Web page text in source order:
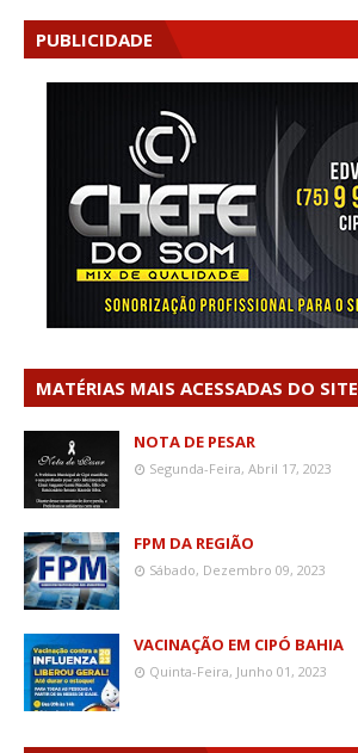
PUBLICIDADE
MATÉRIAS MAIS ACESSADAS DO SITE
NOTA DE PESAR
Segunda-Feira, Abril 17, 2023
FPM DA REGIÃO
Sábado, Dezembro 09, 2023
VACINAÇÃO EM CIPÓ BAHIA
Quinta-Feira, Junho 01, 2023